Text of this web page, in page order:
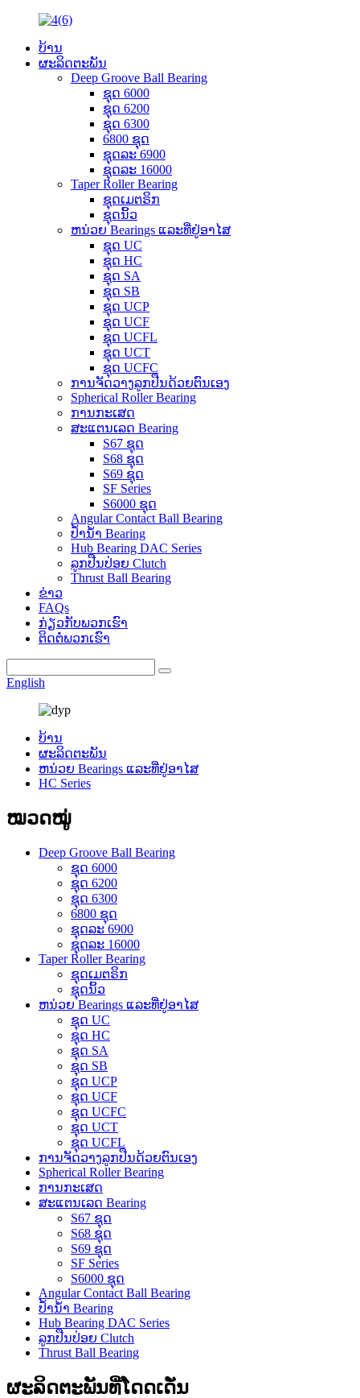
ບ້ານ
ຜະລິດຕະພັນ
Deep Groove Ball Bearing
ຊຸດ 6000
ຊຸດ 6200
ຊຸດ 6300
6800 ຊຸດ
ຊຸດລະ 6900
ຊຸດລະ 16000
Taper Roller Bearing
ຊຸດເມຕຣິກ
ຊຸດນິ້ວ
ຫນ່ວຍ Bearings ແລະທີ່ຢູ່ອາໄສ
ຊຸດ UC
ຊຸດ HC
ຊຸດ SA
ຊຸດ SB
ຊຸດ UCP
ຊຸດ UCF
ຊຸດ UCFL
ຊຸດ UCT
ຊຸດ UCFC
ການຈັດວາງລູກປືນດ້ວຍຕົນເອງ
Spherical Roller Bearing
ການກະເສດ
ສະແຕນເລດ Bearing
S67 ຊຸດ
S68 ຊຸດ
S69 ຊຸດ
SF Series
S6000 ຊຸດ
Angular Contact Ball Bearing
ປ້ຳນ້ຳ Bearing
Hub Bearing DAC Series
ລູກປືນປ່ອຍ Clutch
Thrust Ball Bearing
ຂ່າວ
FAQs
ກ່ຽວກັບພວກເຮົາ
ຕິດຕໍ່ພວກເຮົາ
English
ບ້ານ
ຜະລິດຕະພັນ
ຫນ່ວຍ Bearings ແລະທີ່ຢູ່ອາໄສ
HC Series
ໝວດໝູ່
Deep Groove Ball Bearing
ຊຸດ 6000
ຊຸດ 6200
ຊຸດ 6300
6800 ຊຸດ
ຊຸດລະ 6900
ຊຸດລະ 16000
Taper Roller Bearing
ຊຸດເມຕຣິກ
ຊຸດນິ້ວ
ຫນ່ວຍ Bearings ແລະທີ່ຢູ່ອາໄສ
ຊຸດ UC
ຊຸດ HC
ຊຸດ SA
ຊຸດ SB
ຊຸດ UCP
ຊຸດ UCF
ຊຸດ UCFC
ຊຸດ UCT
ຊຸດ UCFL
ການຈັດວາງລູກປືນດ້ວຍຕົນເອງ
Spherical Roller Bearing
ການກະເສດ
ສະແຕນເລດ Bearing
S67 ຊຸດ
S68 ຊຸດ
S69 ຊຸດ
SF Series
S6000 ຊຸດ
Angular Contact Ball Bearing
ປ້ຳນ້ຳ Bearing
Hub Bearing DAC Series
ລູກປືນປ່ອຍ Clutch
Thrust Ball Bearing
ຜະລິດຕະພັນທີ່ໂດດເດັ່ນ